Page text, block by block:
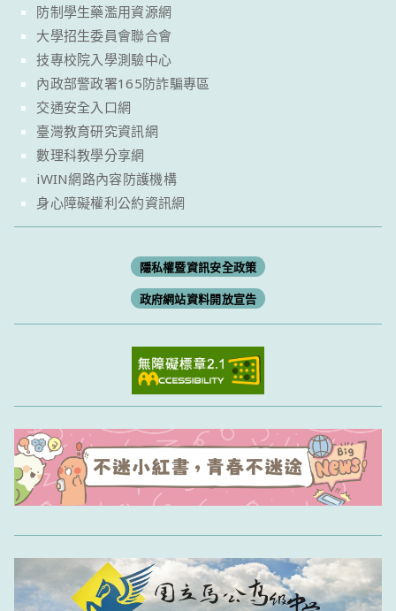
防制學生藥濫用資源網
大學招生委員會聯合會
技專校院入學測驗中心
內政部警政署165防詐騙專區
交通安全入口網
臺灣教育研究資訊網
數理科教學分享網
iWIN網路內容防護機構
身心障礙權利公約資訊網
隱私權暨資訊安全政策
政府網站資料開放宣告